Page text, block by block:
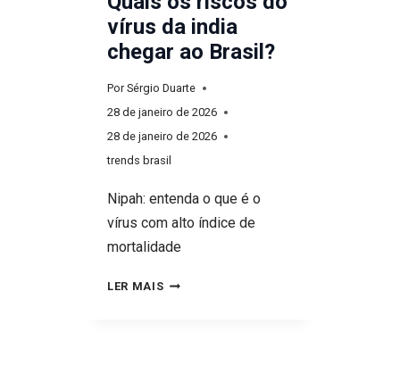
vírus da india
chegar ao Brasil?
Por Sérgio Duarte
28 de janeiro de 2026
28 de janeiro de 2026
trends brasil
Nipah: entenda o que é o
vírus com alto índice de
mortalidade
LER MAISQUAIS